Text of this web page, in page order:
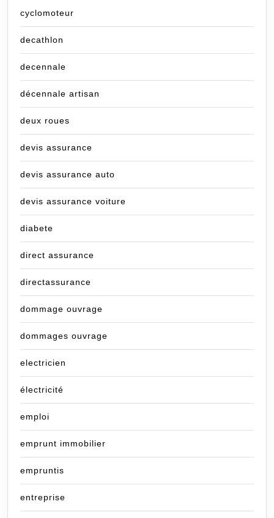
cyclomoteur
decathlon
decennale
décennale artisan
deux roues
devis assurance
devis assurance auto
devis assurance voiture
diabete
direct assurance
directassurance
dommage ouvrage
dommages ouvrage
electricien
électricité
emploi
emprunt immobilier
empruntis
entreprise